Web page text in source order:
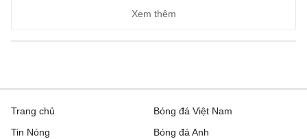
Xem thêm
Trang chủ
Tin Nóng
Bóng đá Việt Nam
Bóng đá Anh